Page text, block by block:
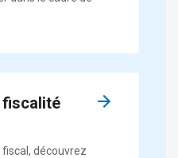
fiscalité
découvrez